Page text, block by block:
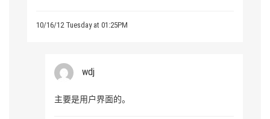
10/16/12 Tuesday at 01:25PM
wdj
主要是用户界面的。